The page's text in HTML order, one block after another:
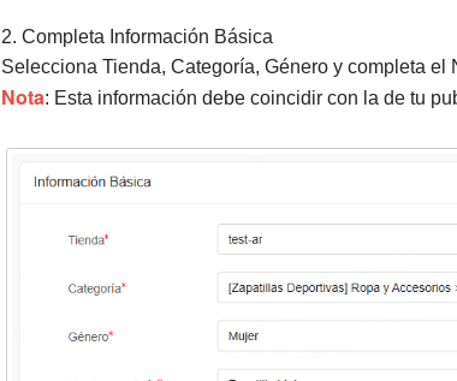
2. Completa Información Básica
Selecciona Tienda, Categoría, Género y completa el
Nota: Esta información debe coincidir con la de tu